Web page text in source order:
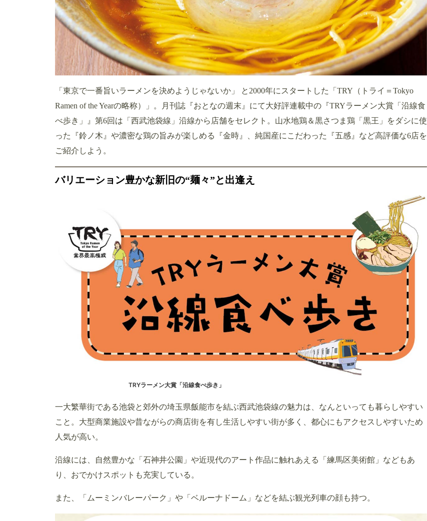
「東京で一番旨いラーメンを決めようじゃないか」 と2000年にスタートした「TRY（トライ＝Tokyo
Ramen of the Yearの略称）」。月刊誌『おとなの週末』にて大好評連載中の『TRYラーメン大賞「沿線食
べ歩き」』第6回は「西武池袋線」沿線から店舗をセレクト。山水地鶏＆黒さつま鶏「黒王」をダシに使
った『鈴ノ木』や濃密な鶏の旨みが楽しめる『金時』、純国産にこだわった『五感』など高評価な6店を
ご紹介しよう。
バリエーション豊かな新旧の“麺々”と出逢え
TRYラーメン大賞「沿線食べ歩き」
一大繁華街である池袋と郊外の埼玉県飯能市を結ぶ西武池袋線の魅力は、なんといっても暮らしやすい
こと。大型商業施設や昔ながらの商店街を有し生活しやすい街が多く、都心にもアクセスしやすいため
人気が高い。
沿線には、自然豊かな「石神井公園」や近現代のアート作品に触れあえる「練馬区美術館」などもあ
り、おでかけスポットも充実している。
また、「ムーミンバレーパーク」や「ベルーナドーム」などを結ぶ観光列車の顔も持つ。